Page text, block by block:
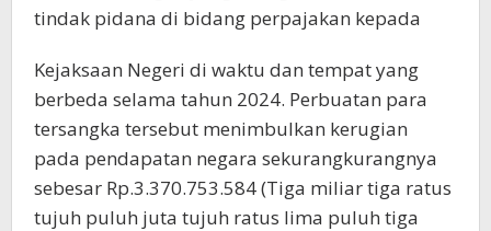
tindak pidana di bidang perpajakan kepada
Kejaksaan Negeri di waktu dan tempat yang
berbeda selama tahun 2024. Perbuatan para
tersangka tersebut menimbulkan kerugian
pada pendapatan negara sekurangkurangnya
sebesar Rp.3.370.753.584 (Tiga miliar tiga ratus
tujuh puluh juta tujuh ratus lima puluh tiga